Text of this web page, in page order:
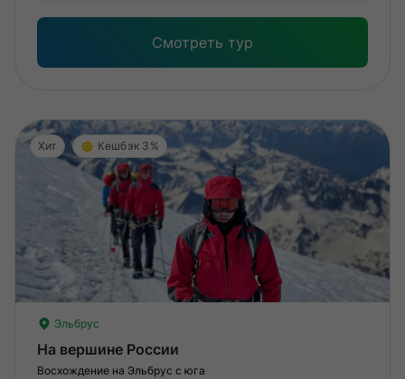
Смотреть тур
Хит Кешбэк 3%
Эльбрус
На вершине России
Восхождение на Эльбрус с юга